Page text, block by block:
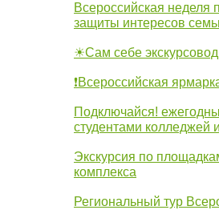
Всероссийская
защиты интересов
☀Сам себе экскурсовод
❗Всероссийская
Подключайся!
студентами колледжей
Экскурсия по
комплекса
Региональный тур